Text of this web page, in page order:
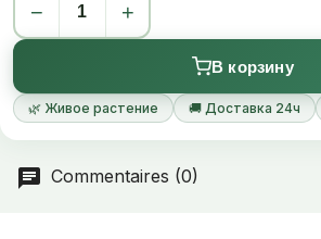
repens une plante facile à manipule. Il
− +
В корзину
🌿 Живое растение 🚚 Доставка 24ч
Commentaires (0)